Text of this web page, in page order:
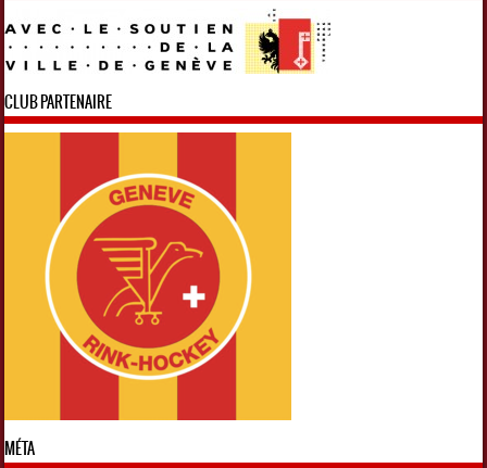
CLUB PARTENAIRE
MÉTA